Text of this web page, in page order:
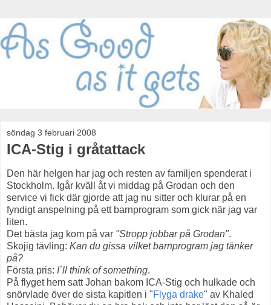
söndag 3 februari 2008
ICA-Stig i gråtattack
Den här helgen har jag och resten av familjen spenderat i
Stockholm. Igår kväll åt vi middag på Grodan och den
service vi fick där gjorde att jag nu sitter och klurar på en
fyndigt anspelning på ett barnprogram som gick när jag var
liten.
Det bästa jag kom på var "Stropp jobbar på Grodan".
Skojig tävling: Kan du gissa vilket barnprogram jag tänker
på?
Första pris: I´ll think of something.
På flyget hem satt Johan bakom ICA-Stig och hulkade och
snörvlade över de sista kapitlen i "Flyga drake" av Khaled